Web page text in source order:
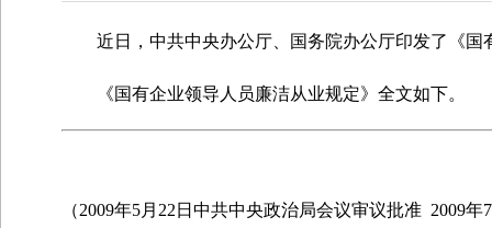
近日，中共中央办公厅、国务院办公厅印发了《国
《国有企业领导人员廉洁从业规定》全文如下。
（2009年5月22日中共中央政治局会议审议批准 2009